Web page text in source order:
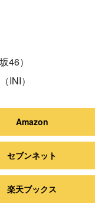
46）
INI）
Amazon
セブンネット
楽天ブックス